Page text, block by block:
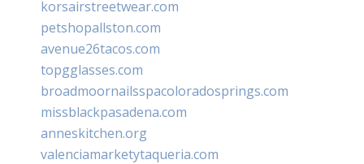
korsairstreetwear.com
petshopallston.com
avenue26tacos.com
topgglasses.com
broadmoornailsspacoloradosprings.com
missblackpasadena.com
anneskitchen.org
valenciamarketytaqueria.com